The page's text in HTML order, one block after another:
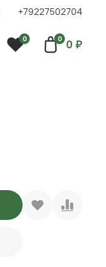
+79227502704
0 0 0 ₽